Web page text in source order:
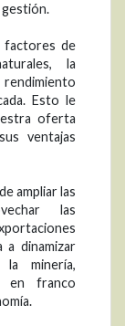
factores de
la
rendimiento
Esto le
oferta
ventajas
ampliar las
las
a dinamizar
la minería,
en franco